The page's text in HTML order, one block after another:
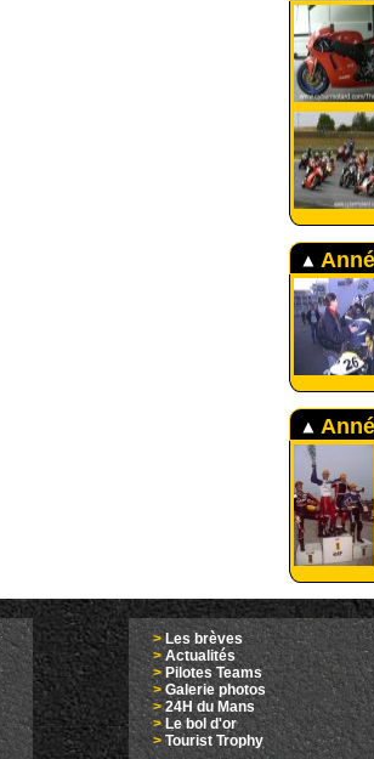
>Les brèves
> Actualités
> Pilotes Teams
>Galerie photos
>24H du Mans
>Le bol d'or
> Tourist Trophy